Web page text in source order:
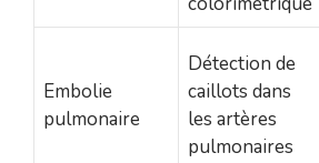
Embolie
pulmonaire
Détection de
caillots dans
les artères
pulmonaires